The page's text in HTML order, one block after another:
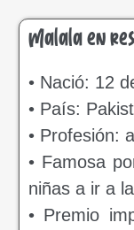
Malala en
• Nació: 12
• País:
• Profesión:
• Famosa
niñas a ir a
• Premio